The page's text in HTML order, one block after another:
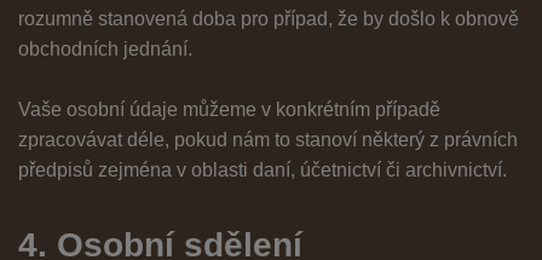
rozumně stanovená doba pro případ, že by došlo k obnově
obchodních jednání.
Vaše osobní údaje můžeme v konkrétním případě
zpracovávat déle, pokud nám to stanoví některý z právních
předpisů zejména v oblasti daní, účetnictví či archivnictví.
4. Osobní sdělení